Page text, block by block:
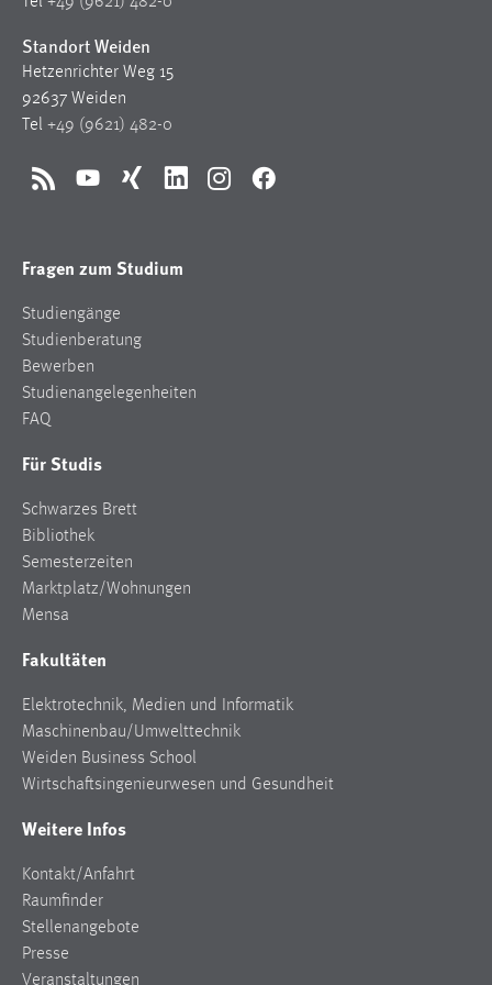
Standort Weiden
Hetzenrichter Weg 15
92637 Weiden
Tel +49 (9621) 482-0
RSS YouTubeXing LinkedInInstagramFacebook
Fragen zum Studium
Studiengänge
Studienberatung
Bewerben
Studienangelegenheiten
FAQ
Für Studis
Schwarzes Brett
Bibliothek
Semesterzeiten
Marktplatz/Wohnungen
Mensa
Fakultäten
Elektrotechnik, Medien und Informatik
Maschinenbau/Umwelttechnik
Weiden Business School
Wirtschaftsingenieurwesen und Gesundheit
Weitere Infos
Kontakt/Anfahrt
Raumfinder
Stellenangebote
Presse
Veranstaltungen
Cookie Laufzeit:
Max. 13 Monate
Marketing Cookies werden von Drittanbietern
hinweg verfolgen.
Google Ads
Name:
_gcl_au
Conversion-Tracking
Cookie Laufzeit:
3 Monate
_fbp
Anbieter:
Facebook
Zweck:
Cookie Laufzeit:
3 Monate